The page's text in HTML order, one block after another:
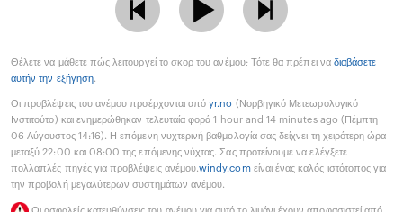
Θέλετε να μάθετε πώς λειτουργεί το σκορ του ανέμου; Τότε θα πρέπει να διαβάσετε
αυτήν την εξήγηση.
Οι προβλέψεις του ανέμου προέρχονται απόyr.no (Νορβηγικό Μετεωρολογικό
Ινστιτούτο) και ενημερώθηκαν τελευταία φορά 1 hour and 14 minutes ago (Πέμπτη
06 Αύγουστος 14:16). Η επόμενη νυχτερινή βαθμολογία σας δείχνει τη χειρότερη ώρα
μεταξύ 22:00 και 08:00 της επόμενης νύχτας. Σας προτείνουμε να ελέγξετε
πολλαπλές πηγές για προβλέψεις ανέμου.windy.comείναι ένας καλός ιστότοπος για
την προβολή μεγαλύτερων συστημάτων ανέμου.